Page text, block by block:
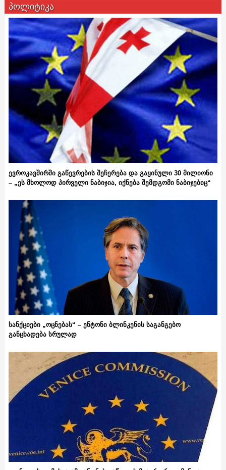
პოლიტიკა
ევროკავშირში გაწევრების შეჩერება და გაყინული 30 მილიონი
– „ეს მხოლოდ პირველი ნაბიჯია, იქნება შემდგომი ნაბიჯებიც“
სანქციები „ოცნებას“ – ენტონი ბლინკენის საგანგებო
განცხადება სრულად